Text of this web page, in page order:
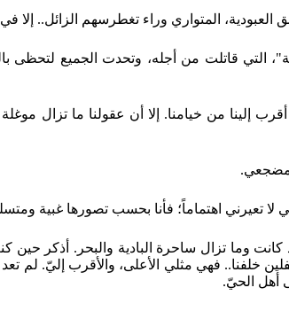
المتواري وراء تغطرسهم الزائل.. إلا
التي قاتلت من أجله، وتحدت الجميع لتحظى
إلينا من خيامنا. إلا أن عقولنا ما تزال
مضجعي.
لا تعيرني اهتماماً؛ فأنا بحسب تصورها غبية
وما تزال ساحرة البادية والبحر. أذكر
فهي مثلي الأعلى، والأقرب إليّ. لم تعد
أهل الحيّ.